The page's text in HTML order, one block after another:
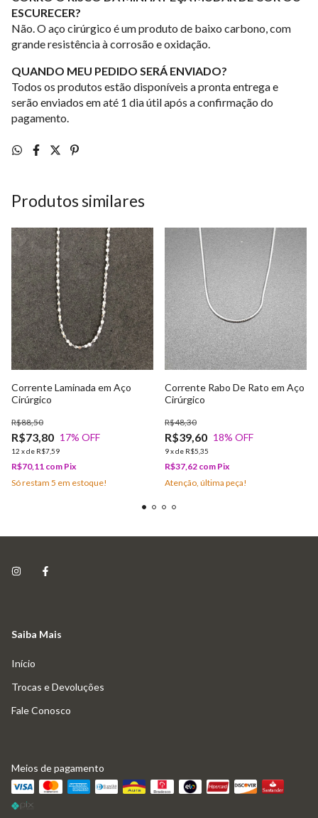
ESCURECER?
Não. O aço cirúrgico é um produto de baixo carbono, com
grande resistência à corrosão e oxidação.
QUANDO MEU PEDIDO SERÁ ENVIADO?
Todos os produtos estão disponíveis a pronta entrega e
serão enviados em até 1 dia útil após a confirmação do
pagamento.
Produtos similares
Corrente Laminada em Aço
Cirúrgico
R$73,80
R$88,50
17% OFF
12 xde R$7,59
R$70,11 com Pix
Só restam 5 em estoque!
Corrente Rabo De Rato em Aço
Cirúrgico
R$39,60
R$48,30
18% OFF
9xde R$5,35
R$37,62 com Pix
Atenção, última peça!
Saiba Mais
Início
Trocas e Devoluções
Fale Conosco
Meios de pagamento